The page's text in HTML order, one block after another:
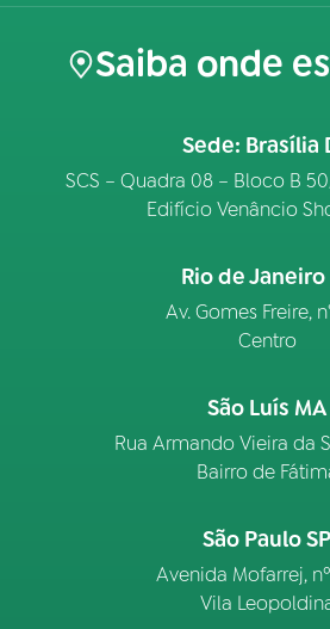
Saiba onde
Sede: Brasília
SCS – Quadra 08 – Bloco B
Edifício Venâncio
Rio de Janeiro
Av. Gomes Freire,
Centro
São Luís MA
Rua Armando Vieira da
Bairro de
São Paulo SP
Avenida Mofarrej,
Vila